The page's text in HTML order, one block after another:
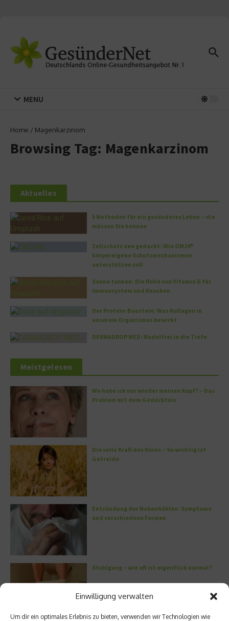
Einwilligung verwalten
Um dir ein optimales Erlebnis zu bieten, verwenden wir Technologien wie
MENU
Home / Magenkarzinom
Browsing Tag: Magenkarzinom
Aktuelles
5 Methoden für ein gesünderes Leben – die
müssen Sie kennen
Zellschutz neu gedacht: Wie OM24®
körpereigene Schutzmechanismen
unterstützen soll
Sonne tanken: Die Rolle von Vitamin D für
Immunsystem und Knochen
Der Protein-Baustein: Was Kollagen in
unserem Organismus bewirkt
DERMADROP MED: Nadelfrei in die Tiefe
Meistgelesen
Wo habe ich nur wieder meinen Kopf? – Das
Problem mit dem Gedächtnis
Die volle Kraft des Korns – So wichtig ist
Getreide
Entzündung der Nebenhöhlen: Symptome
und verschiedene Formen
Stuhlgang – wie oft ist eigentlich normal?